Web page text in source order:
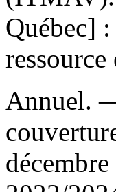
Québec]
Annuel.